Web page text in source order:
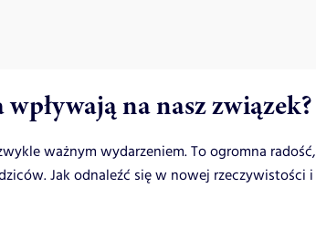
na nasz związek?
ważnym wydarzeniem. To ogromna radość,
Jak odnaleźć się w nowej rzeczywistości i